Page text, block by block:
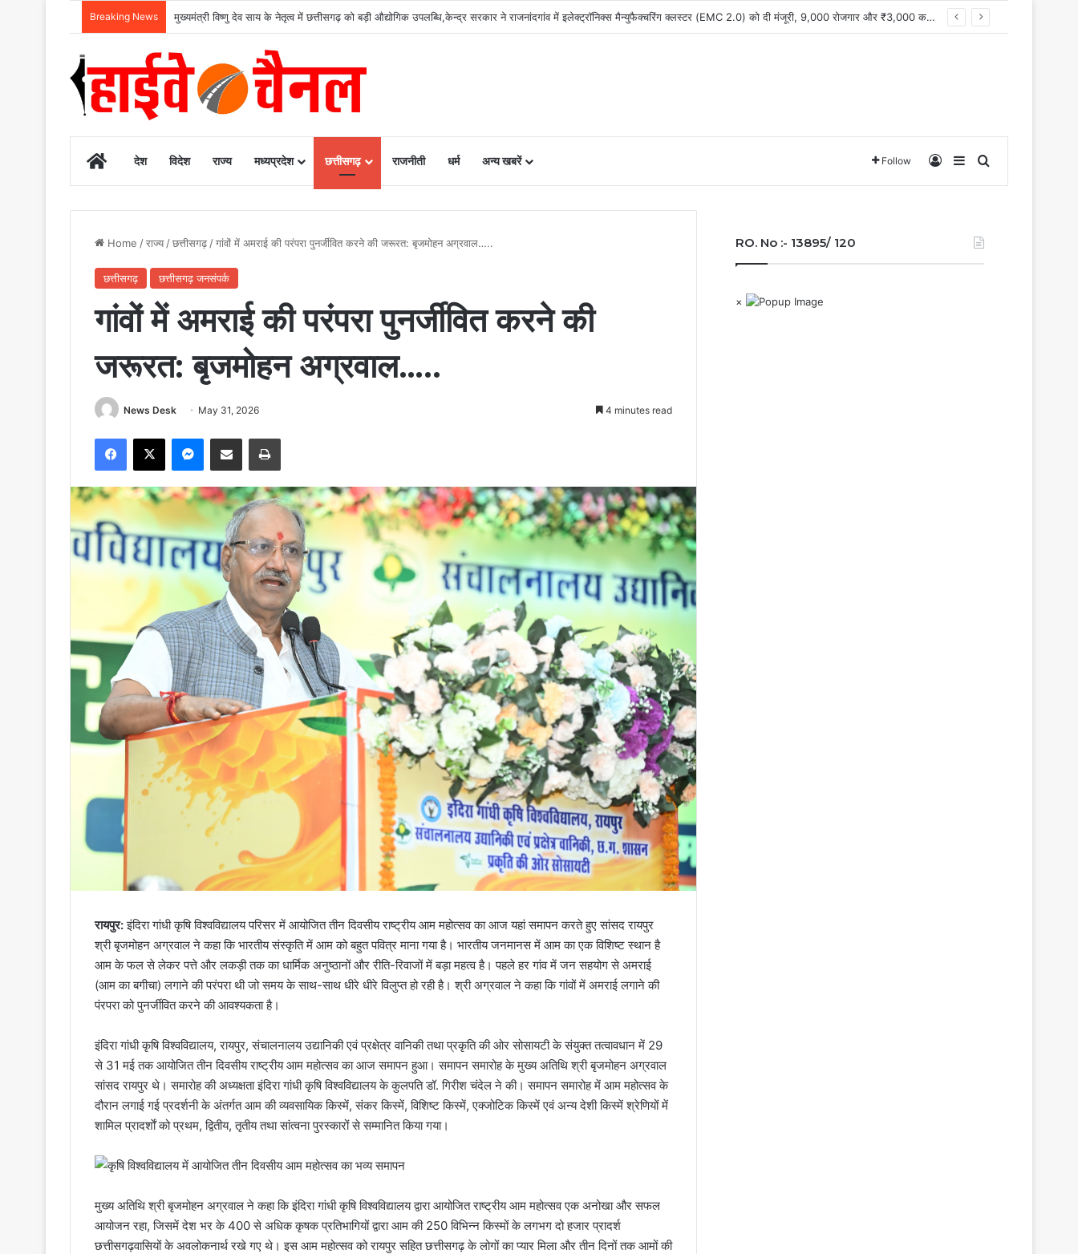
Breaking News मुख्यमंत्री विष्णु देव साय के नेतृत्व में छत्तीसगढ़ को बड़ी औद्योगिक उपलब्धि,केन्द्र सरकार ने राजनांदगांव में इलेक्ट्रॉनिक्स मैन्युफैक्चरिंग क्लस्टर (EMC 2.0) को दी मंजूरी, 9,000 रोजगार और ₹3,000 करोड़ से अधिक निवेश का मार्ग प्रशस्त
Homeदेश विदेश राज्य मध्यप्रदेश छत्तीसगढ़ राजनीती धर्म अन्य खबरें Follow Log InSidebar
Home /राज्य /छत्तीसगढ़ /गांवों में अमराई की परंपरा पुनर्जीवित करने की जरूरत: बृजमोहन अग्रवाल…..
छत्तीसगढ़ छत्तीसगढ़ जनसंपर्क
गांवों में अमराई की परंपरा पुनर्जीवित करने की
जरूरत: बृजमोहन अग्रवाल…..
News Desk May 31, 2026 4 minutes read
Facebook
X Messenger
Share via Email Print
रायपुर:इंदिरा गांधी कृषि विश्वविद्यालय परिसर में आयोजित तीन दिवसीय राष्ट्रीय आम महोत्सव का आज यहां समापन करते हुए सांसद रायपुर
श्री बृजमोहन अग्रवाल ने कहा कि भारतीय संस्कृति में आम को बहुत पवित्र माना गया है। भारतीय जनमानस में आम का एक विशिष्ट स्थान है
आम के फल से लेकर पत्ते और लकड़ी तक का धार्मिक अनुष्ठानों और रीति-रिवाजों में बड़ा महत्व है। पहले हर गांव में जन सहयोग से अमराई
(आम का बगीचा) लगाने की परंपरा थी जो समय के साथ-साथ धीरे धीरे विलुप्त हो रही है। श्री अग्रवाल ने कहा कि गांवों में अमराई लगाने की
पंरपरा को पुनर्जीवित करने की आवश्यकता है।
इंदिरा गांधी कृषि विश्वविद्यालय, रायपुर, संचालनालय उद्यानिकी एवं प्रक्षेत्र वानिकी तथा प्रकृति की ओर सोसायटी के संयुक्त तत्वावधान में 29
से 31 मई तक आयोजित तीन दिवसीय राष्ट्रीय आम महोत्सव का आज समापन हुआ। समापन समारोह के मुख्य अतिथि श्री बृजमोहन अग्रवाल
सांसद रायपुर थे। समारोह की अध्यक्षता इंदिरा गांधी कृषि विश्वविद्यालय के कुलपति डॉ. गिरीश चंदेल ने की। समापन समारोह में आम महोत्सव के
दौरान लगाई गई प्रदर्शनी के अंतर्गत आम की व्यवसायिक किस्में, संकर किस्में, विशिष्ट किस्में, एक्जोटिक किस्में एवं अन्य देशी किस्में श्रेणियों में
शामिल प्रादर्शाें को प्रथम, द्वितीय, तृतीय तथा सांत्वना पुरस्कारों से सम्मानित किया गया।
मुख्य अतिथि श्री बृजमोहन अग्रवाल ने कहा कि इंदिरा गांधी कृषि विश्वविद्यालय द्वारा आयोजित राष्ट्रीय आम महोत्सव एक अनोखा और सफल
आयोजन रहा, जिसमें देश भर के 400 से अधिक कृषक प्रतिभागियों द्वारा आम की 250 विभिन्न किस्मों के लगभग दो हजार प्रादर्श
छत्तीसगढ़वासियों के अवलोकनार्थ रखे गए थे। इस आम महोत्सव को रायपुर सहित छत्तीसगढ़ के लोगों का प्यार मिला और तीन दिनों तक आमों की
RO. No :- 13895/ 120
×